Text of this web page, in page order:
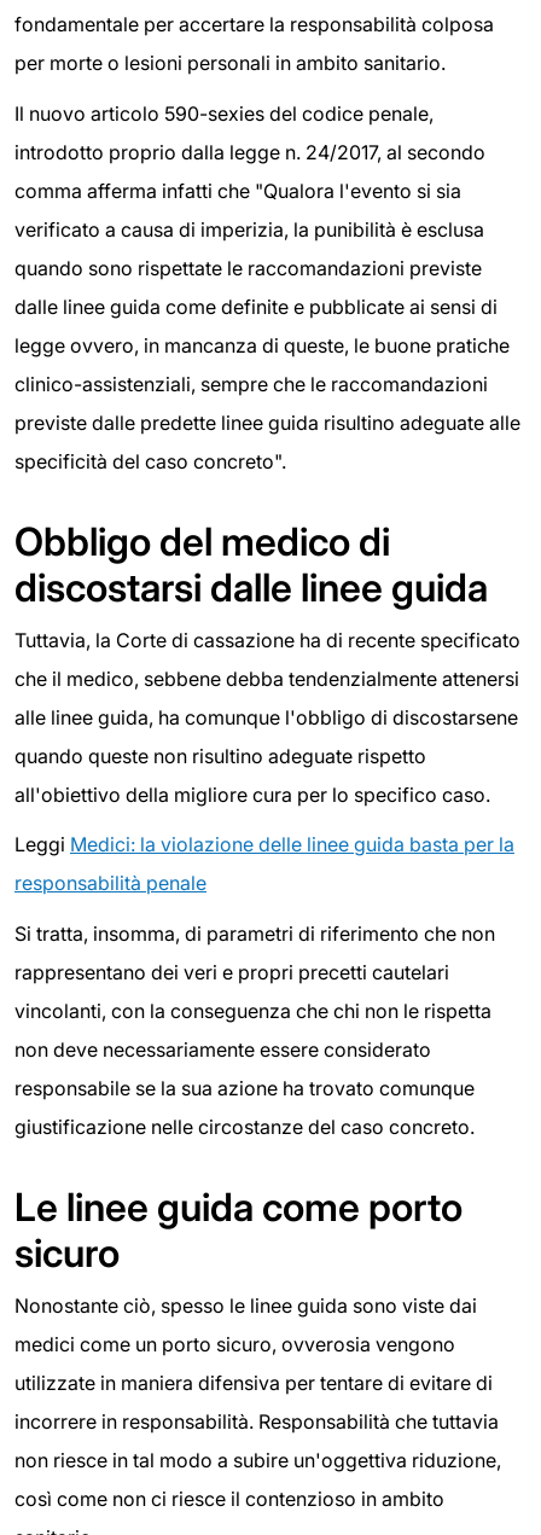
fondamentale per accertare la responsabilità colposa
per morte o lesioni personali in ambito sanitario.
Il nuovo articolo 590-sexies del codice penale,
introdotto proprio dalla legge n. 24/2017, al secondo
comma afferma infatti che "Qualora l'evento si sia
verificato a causa di imperizia, la punibilità è esclusa
quando sono rispettate le raccomandazioni previste
dalle linee guida come definite e pubblicate ai sensi di
legge ovvero, in mancanza di queste, le buone pratiche
clinico-assistenziali, sempre che le raccomandazioni
previste dalle predette linee guida risultino adeguate alle
specificità del caso concreto".
Obbligo del medico di
discostarsi dalle linee guida
Tuttavia, la Corte di cassazione ha di recente specificato
che il medico, sebbene debba tendenzialmente attenersi
alle linee guida, ha comunque l'obbligo di discostarsene
quando queste non risultino adeguate rispetto
all'obiettivo della migliore cura per lo specifico caso.
Leggi Medici: la violazione delle linee guida basta per la
responsabilità penale
Si tratta, insomma, di parametri di riferimento che non
rappresentano dei veri e propri precetti cautelari
vincolanti, con la conseguenza che chi non le rispetta
non deve necessariamente essere considerato
responsabile se la sua azione ha trovato comunque
giustificazione nelle circostanze del caso concreto.
Le linee guida come porto
sicuro
Nonostante ciò, spesso le linee guida sono viste dai
medici come un porto sicuro, ovverosia vengono
utilizzate in maniera difensiva per tentare di evitare di
incorrere in responsabilità. Responsabilità che tuttavia
non riesce in tal modo a subire un'oggettiva riduzione,
così come non ci riesce il contenzioso in ambito